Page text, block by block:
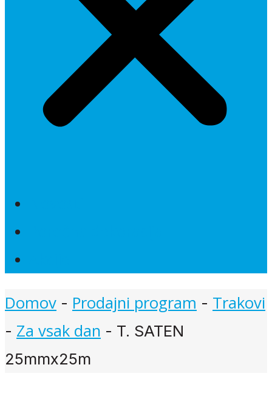
Domov - Prodajni program - Trakovi
- Za vsak dan - T. SATEN
25mmx25m